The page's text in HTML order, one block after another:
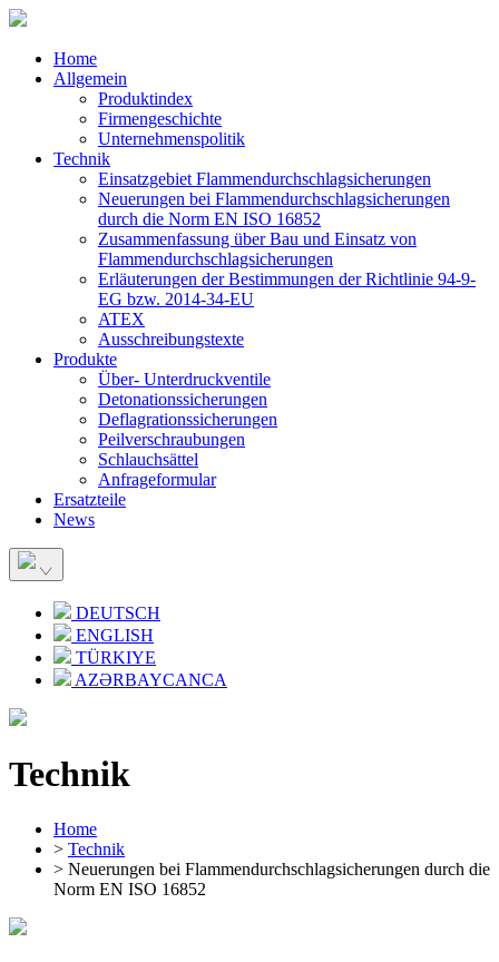
Home
Allgemein
Produktindex
Firmengeschichte
Unternehmenspolitik
Technik
Einsatzgebiet Flammendurchschlagsicherungen
Neuerungen bei Flammendurchschlagsicherungen
durch die Norm EN ISO 16852
Zusammenfassung über Bau und Einsatz von
Flammendurchschlagsicherungen
Erläuterungen der Bestimmungen der Richtlinie 94-9-
EG bzw. 2014-34-EU
ATEX
Ausschreibungstexte
Produkte
Über- Unterdruckventile
Detonationssicherungen
Deflagrationssicherungen
Peilverschraubungen
Schlauchsättel
Anfrageformular
Ersatzteile
News
DEUTSCH
ENGLISH
TÜRKIYE
AZƏRBAYCANCA
Technik
Home
> Technik
> Neuerungen bei Flammendurchschlagsicherungen durch die
Norm EN ISO 16852